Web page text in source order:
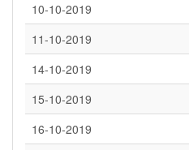
10-10-2019
11-10-2019
14-10-2019
15-10-2019
16-10-2019